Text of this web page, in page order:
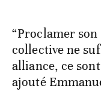
“Proclamer
collective ne
alliance, ce
ajouté